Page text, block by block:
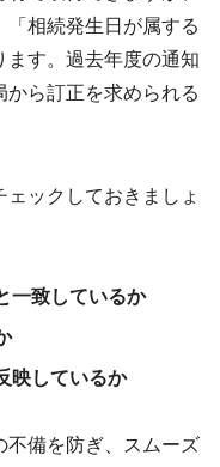
相続発生日が属する
す。過去年度の通知
ら訂正を求められる
ックしておきましょ
一致しているか
映しているか
不備を防ぎ、スムーズ